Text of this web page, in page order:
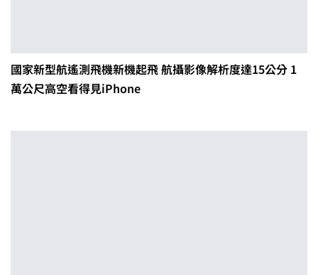
國家新型航遙測飛機新機起飛 航攝影像解析度達15公分 1
萬公尺高空看得見iPhone